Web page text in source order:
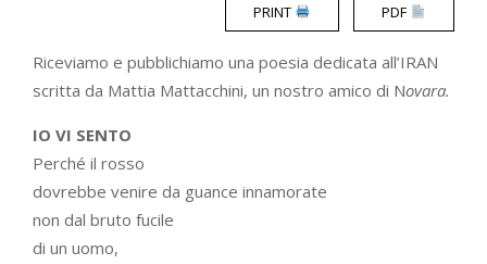
PRINT PDF
Riceviamo e pubblichiamo una poesia dedicata all’IRAN
scritta da Mattia Mattacchini, un nostro amico di Novara.
IO VI SENTO
Perché il rosso
dovrebbe venire da guance innamorate
non dal bruto fucile
di un uomo,